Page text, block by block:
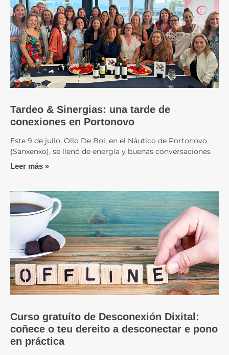
Tardeo & Sinergias: una tarde de
conexiones en Portonovo
Este 9 de julio, Ollo De Boi, en el Náutico de Portonovo
(Sanxenxo), se llenó de energía y buenas conversaciones
Leer más »
Curso gratuíto de Desconexión Dixital:
coñece o teu dereito a desconectar e pono
en práctica